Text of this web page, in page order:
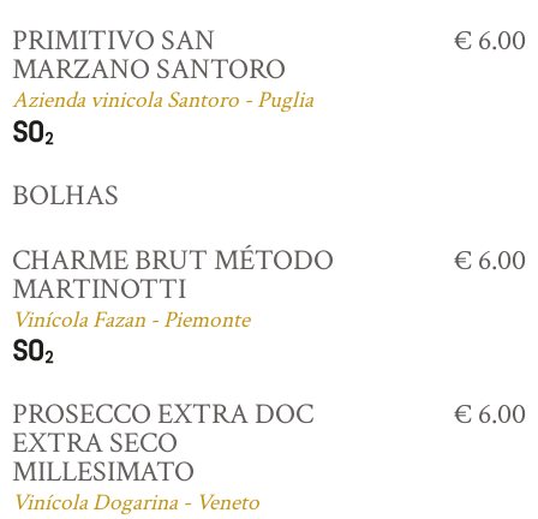
PRIMITIVO SAN
MARZANO SANTORO
Azienda vinicola Santoro - Puglia
€ 6.00
BOLHAS
CHARME BRUT MÉTODO
MARTINOTTI
Vinícola Fazan - Piemonte
€ 6.00
PROSECCO EXTRA DOC
EXTRA SECO
MILLESIMATO
Vinícola Dogarina - Veneto
€ 6.00